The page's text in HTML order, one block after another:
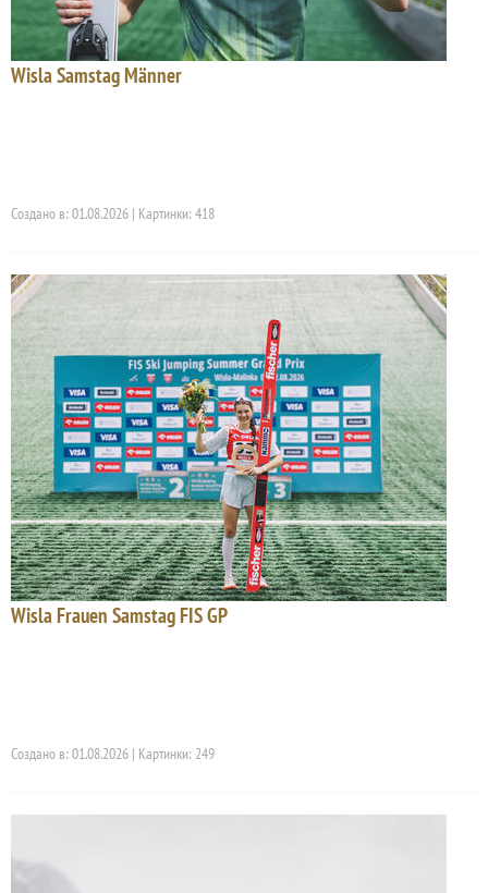
Wisla Samstag Männer
Создано в: 01.08.2026 | Картинки: 418
Wisla Frauen Samstag FIS GP
Создано в: 01.08.2026 | Картинки: 249